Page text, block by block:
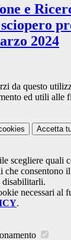
e
2024
da questo
ed utili alle
Accetta
scegliere quali
che consentono
disabilitarli.
necessari al
.